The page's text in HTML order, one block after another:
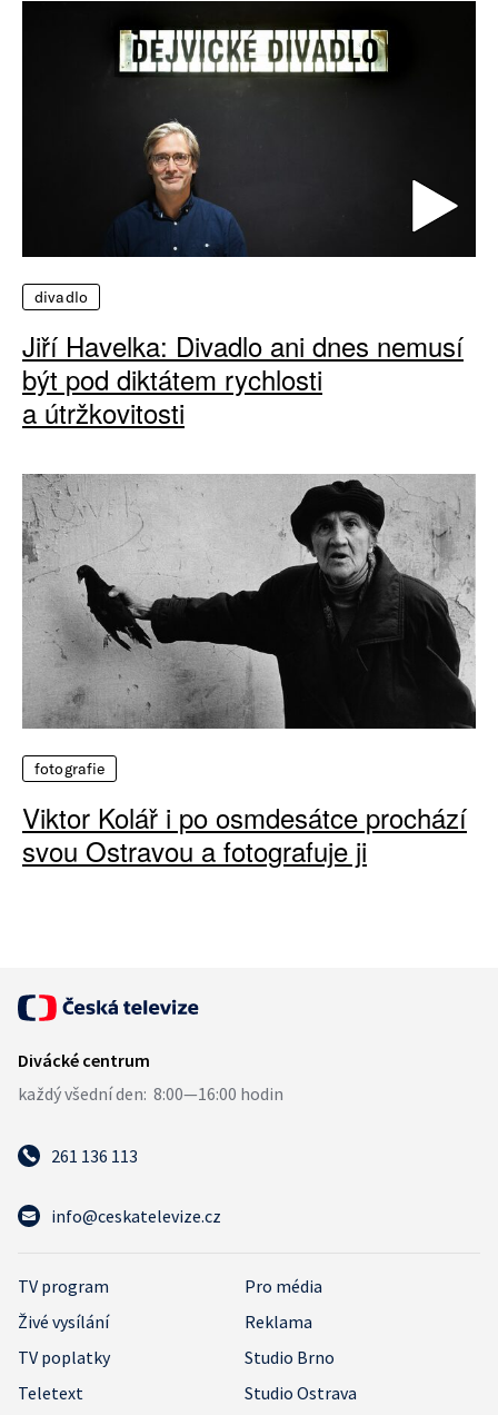
divadlo
Jiří Havelka: Divadlo ani dnes nemusí
být pod diktátem rychlosti
a útržkovitosti
fotografie
Viktor Kolář i po osmdesátce prochází
svou Ostravou a fotografuje ji
261 136 113
info@ceskatelevize.cz
TV program
Pro média
Živé vysílání
Reklama
TV poplatky
Studio Brno
Teletext
Studio Ostrava